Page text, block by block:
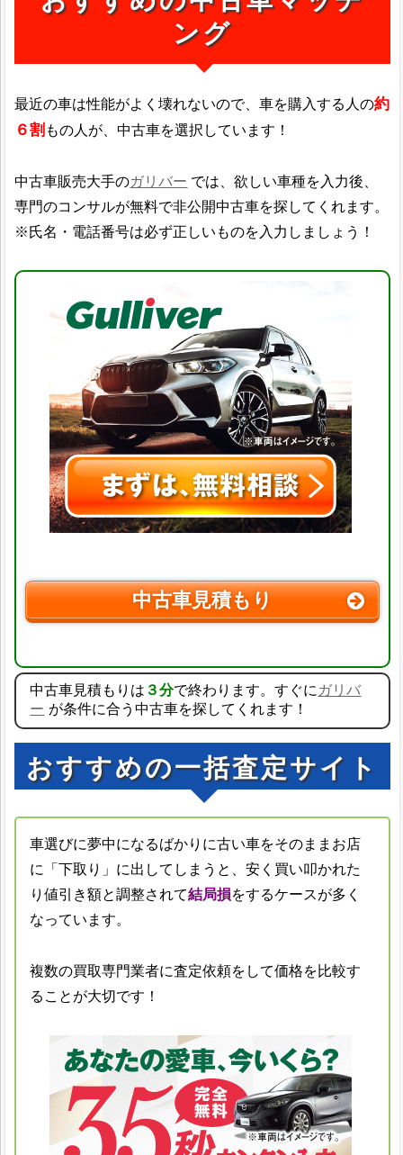
ング
最近の車は性能がよく壊れないので、車を購入する人の約
６割 もの人が、中古車を選択しています！
中古車販売大手のガリバー では、欲しい車種を入力後、
専門のコンサルが無料で非公開中古車を探してくれます。
※氏名・電話番号は必ず正しいものを入力しましょう！
中古車見積もり
中古車見積もりは ３分で終わります。すぐに ガリバ
ー が条件に合う中古車を探してくれます！
おすすめの一括査定サイト
車選びに夢中になるばかりに古い車をそのままお店
に「下取り」に出してしまうと、安く買い叩かれた
り値引き額と調整されて結局損をするケースが多く
なっています。
複数の買取専門業者に査定依頼をして価格を比較す
ることが大切です！